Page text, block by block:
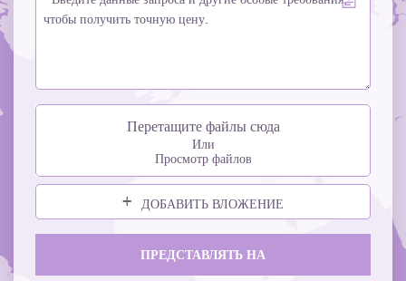
Перетащите файлы сюда
Или
Просмотр файлов
ДОБАВИТЬ ВЛОЖЕНИЕ
ПРЕДСТАВЛЯТЬ НА